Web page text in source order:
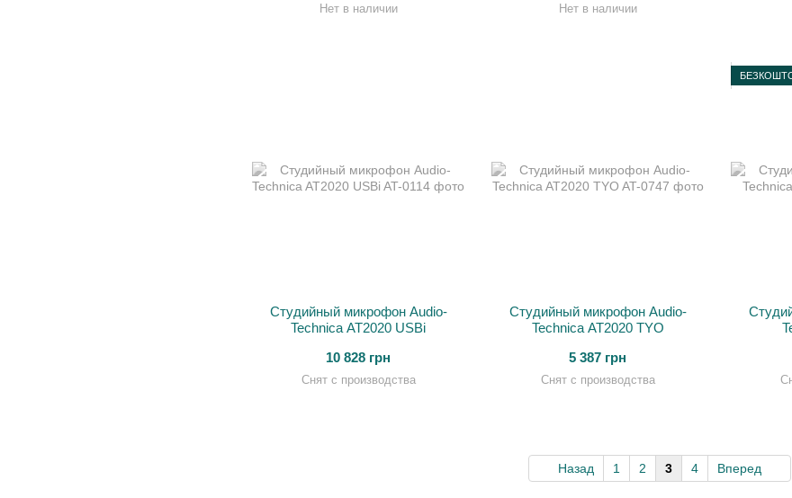
Нет в наличии Нет в наличии
Студийный микрофон Audio-
Technica AT2020 USBi
10 828 грн
Снят с производства
Студийный микрофон Audio-
Technica AT2020 TYO
5 387 грн
Снят с производства
Назад 1 2 3 4 Вперед